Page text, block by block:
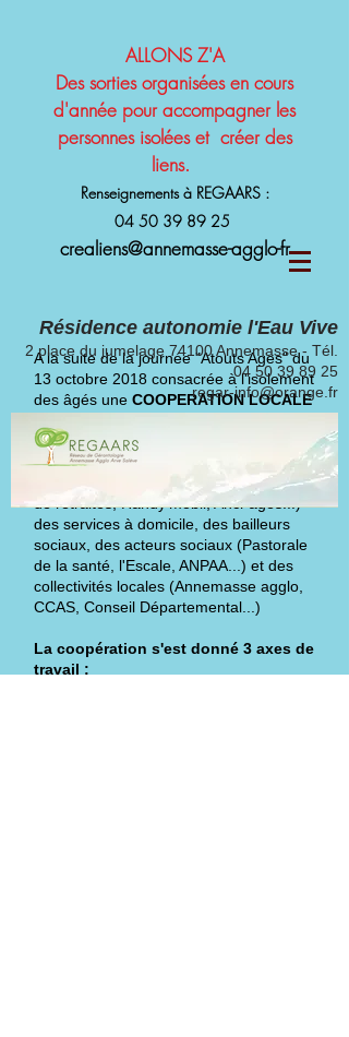
Résidence autonomie l'Eau Vive
2 place du jumelage 74100 Annemasse - Tél.
04 50 39 89 25
regar-info@orange.fr
ALLONS Z'A
Des sorties organisées en cours
d'année pour accompagner les
personnes isolées et créer des
liens.
Renseignements à REGAARS :
04 50 39 89 25
crealiens@annemasse-agglo-fr
A la suite de la journée "Atouts Ages" du
13 octobre 2018 consacrée à l'isolement
des âgés une COOPERATION LOCALE
vu le jour.
Elle réunit des associations (Petits
Frères des Pauvres, REGAARS, clubs
de retraités, Handy'mobil, Ancr'âges...)
des services à domicile, des bailleurs
sociaux, des acteurs sociaux (Pastorale
de la santé, l'Escale, ANPAA...) et des
collectivités locales (Annemasse agglo,
CCAS, Conseil Départemental...)
La coopération s'est donné 3 axes de
travail :